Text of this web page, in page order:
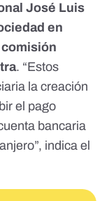
José Luis
en
comisión
. “Estos
la creación
el pago
bancaria
indica el